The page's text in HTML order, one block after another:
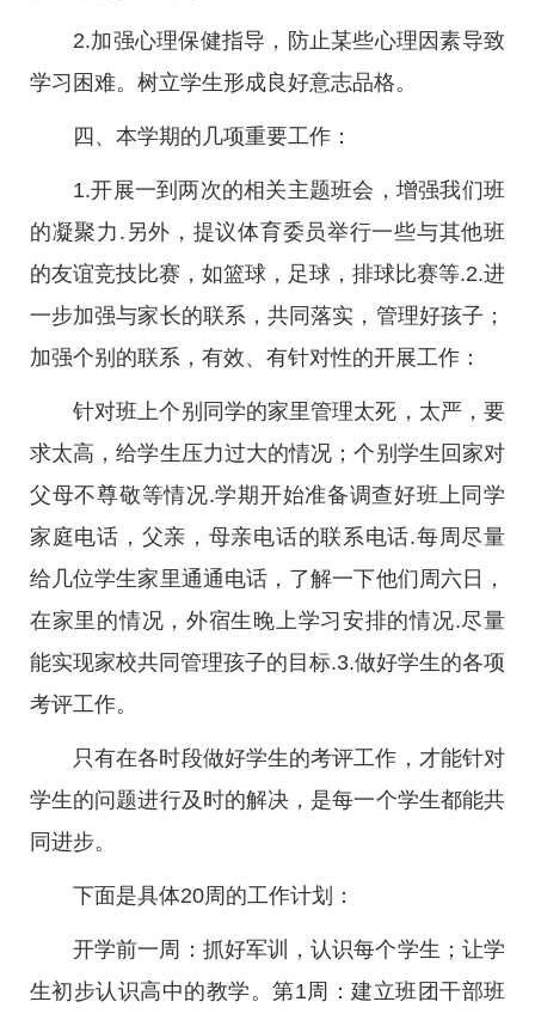
2.加强心理保健指导，防止某些心理因素导致
学习困难。树立学生形成良好意志品格。
四、本学期的几项重要工作：
1.开展一到两次的相关主题班会，增强我们班
的凝聚力.另外，提议体育委员举行一些与其他班
的友谊竞技比赛，如篮球，足球，排球比赛等.2.进
一步加强与家长的联系，共同落实，管理好孩子；
加强个别的联系，有效、有针对性的开展工作：
针对班上个别同学的家里管理太死，太严，要
求太高，给学生压力过大的情况；个别学生回家对
父母不尊敬等情况.学期开始准备调查好班上同学
家庭电话，父亲，母亲电话的联系电话.每周尽量
给几位学生家里通通电话，了解一下他们周六日，
在家里的情况，外宿生晚上学习安排的情况.尽量
能实现家校共同管理孩子的目标.3.做好学生的各项
考评工作。
只有在各时段做好学生的考评工作，才能针对
学生的问题进行及时的解决，是每一个学生都能共
同进步。
下面是具体20周的工作计划：
开学前一周：抓好军训，认识每个学生；让学
生初步认识高中的教学。第1周：建立班团干部班